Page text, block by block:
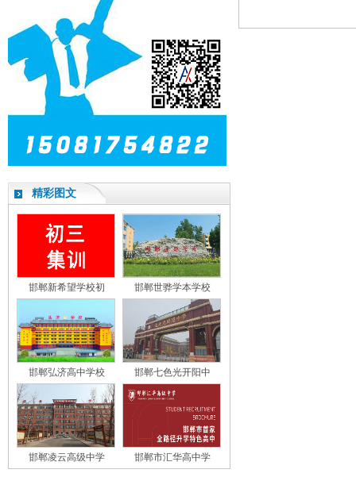
精彩图文
邯郸新希望学校初 邯郸世骅学本学校
邯郸弘济高中学校 邯郸七色光开阳中
邯郸凌云高级中学 邯郸市汇华高中学